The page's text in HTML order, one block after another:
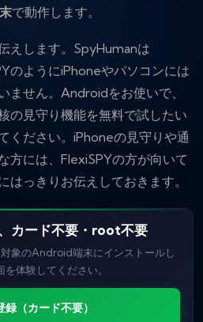
で動作します。
えします。SpyHumanは
のようにiPhoneやパソコンには
ません。Androidをお使いで、
の見守り機能を無料で試したい
ください。iPhoneの見守りや通
方には、FlexiSPYの方が向いて
はっきりお伝えしておきます。
カード不要・root不要
象のAndroid端末にインストールし
を体験してください。
録（カード不要）